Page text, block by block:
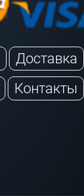
Доставка
Контакты